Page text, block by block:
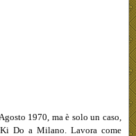
1970, ma è solo un caso,
Do a Milano. Lavora come